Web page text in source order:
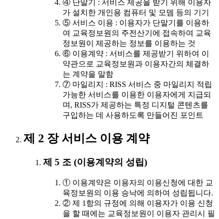
④ 단말기 : 서비스 제공을 받기 위해 이용자
가 설치한 개인용 컴퓨터 및 모뎀 등의 기기
⑤ 서비스 이용 : 이용자가 단말기를 이용하
여 교육정보원의 주전산기에 접속하여 교육
정보원이 제공하는 정보를 이용하는 것
⑥ 이용계약 : 서비스를 제공받기 위하여 이
약관으로 교육정보원과 이용자간의 체결하
는 계약을 말함
⑦ 마일리지 : RISS 서비스 중 마일리지 적립
가능한 서비스를 이용한 이용자에게 지급되
며, RISS가 제공하는 특정 디지털 콘텐츠를
구입하는 데 사용하도록 만들어진 포인트
제 2 장 서비스 이용 계약
제 5 조 (이용계약의 성립)
① 이용계약은 이용자의 이용신청에 대한 교
육정보원의 이용 승낙에 의하여 성립됩니다.
② 제 1항의 규정에 의해 이용자가 이용 신청
을 할 때에는 교육정보원이 이용자 관리시 필